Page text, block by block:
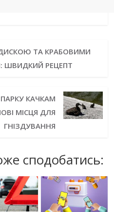
ТА КРАБОВИМИ
ШВИДКИЙ РЕЦЕПТ
КАЧКАМ
МІСЦЯ ДЛЯ
ГНІЗДУВАННЯ
сподобатись: